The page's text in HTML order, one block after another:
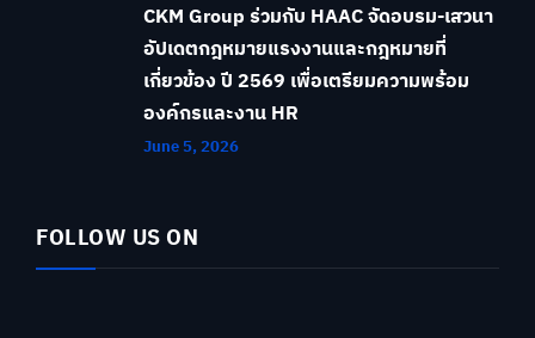
CKM Group ร่วมกับ HAAC จัดอบรม-เสวนา
อัปเดตกฎหมายแรงงานและกฎหมายที่
เกี่ยวข้อง ปี 2569 เพื่อเตรียมความพร้อม
องค์กรและงาน HR
June 5, 2026
FOLLOW US ON